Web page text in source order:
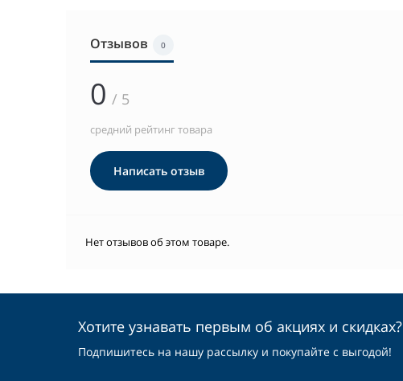
Отзывов 0
0 / 5
средний рейтинг товара
Написать отзыв
Нет отзывов об этом товаре.
Хотите узнавать первым об акциях и скидках?
Подпишитесь на нашу рассылку и покупайте с выгодой!